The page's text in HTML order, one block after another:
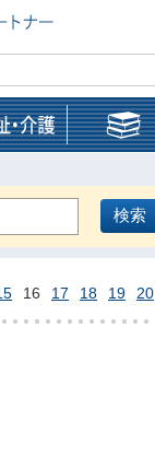
16 17 18 19 20